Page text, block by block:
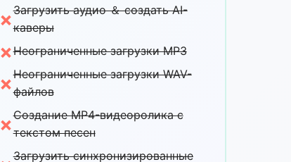
×Загрузить аудио ＆ создать AI-
каверы
×Неограниченные загрузки MP3
×Неограниченные загрузки WAV-
файлов
×Создание MP4-видеоролика с
текстом песен
Загрузить синхронизированные